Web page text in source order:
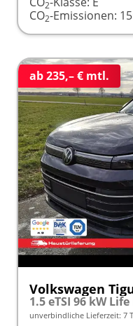
2
CO2-Emissionen:
ab 235,– € mtl.
Volkswagen
1.5 eTSI 96 kW Life
unverbindliche Lieferzeit: 7